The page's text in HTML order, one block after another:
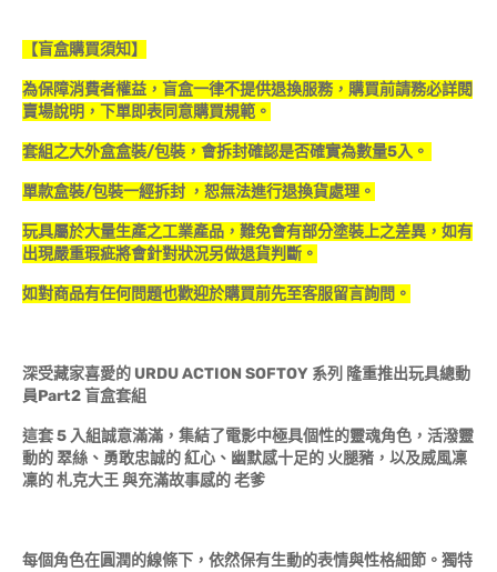
【盲盒購買須知】
為保障消費者權益，盲盒一律不提供退換服務，購買前請務必詳閱
賣場說明，下單即表同意購買規範。
套組之大外盒盒裝/包裝，會拆封確認是否確實為數量5入。
單款盒裝/包裝一經拆封 ，恕無法進行退換貨處理。
玩具屬於大量生產之工業產品，難免會有部分塗裝上之差異，如有
出現嚴重瑕疵將會針對狀況另做退貨判斷。
如對商品有任何問題也歡迎於購買前先至客服留言詢問。
深受藏家喜愛的 URDU ACTION SOFTOY 系列 隆重推出玩具總動
員Part2 盲盒套組
這套 5 入組誠意滿滿，集結了電影中極具個性的靈魂角色，活潑靈
動的 翠絲、勇敢忠誠的 紅心、幽默感十足的 火腿豬，以及威風凜
凜的 札克大王 與充滿故事感的 老爹
每個角色在圓潤的線條下，依然保有生動的表情與性格細節。獨特